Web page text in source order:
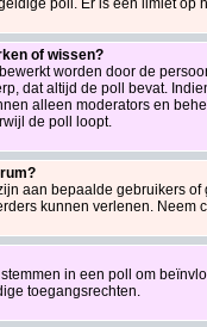
poll. Er is een limiet
of wissen?
worden door de
dat altijd de poll bevat.
alleen moderators en
de poll loopt.
aan bepaalde gebruikers
kunnen verlenen. Neem
in een poll om
toegangsrechten.